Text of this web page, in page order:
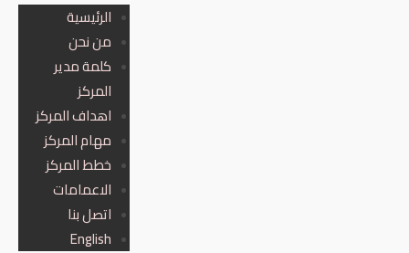
الرئيسية
من نحن
كلمة مدير
المركز
اهداف المركز
مهام المركز
خطط المركز
الاعمامات
اتصل بنا
English